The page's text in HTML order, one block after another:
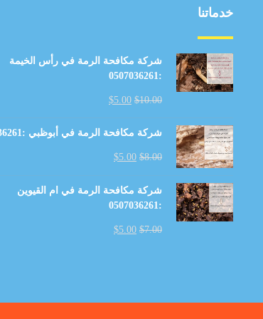
خدماتنا
شركة مكافحة الرمة في رأس الخيمة
:0507036261
$10.00
$5.00
شركة مكافحة الرمة في أبوظبي :0507036261
$8.00
$5.00
شركة مكافحة الرمة في ام القيوين
:0507036261
$7.00
$5.00